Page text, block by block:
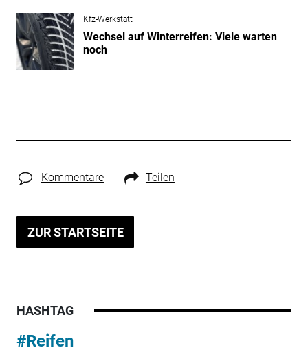
Kfz-Werkstatt
Wechsel auf Winterreifen: Viele warten
noch
Kommentare Teilen
ZUR STARTSEITE
HASHTAG
#Reifen